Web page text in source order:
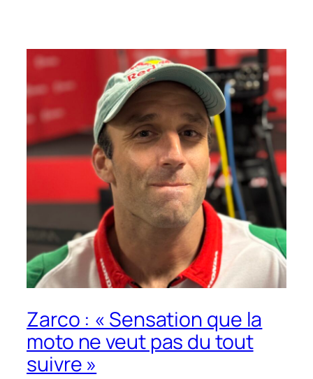
Zarco : « Sensation que la
moto ne veut pas du tout
suivre »